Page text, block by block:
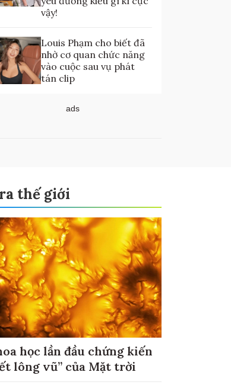
vậy!
Louis Phạm cho biết đã
nhờ cơ quan chức năng
vào cuộc sau vụ phát
tán clip
ads
thế giới
học lần đầu chứng kiến
lông vũ” của Mặt trời